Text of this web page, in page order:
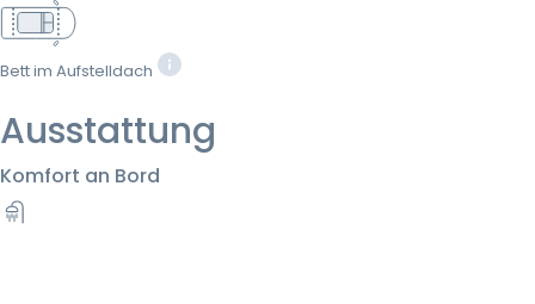
Bett im Aufstelldach
Ausstattung
Komfort an Bord